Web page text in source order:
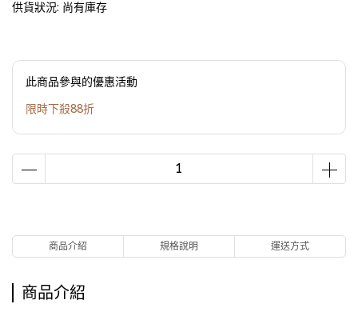
供貨狀況: 尚有庫存
此商品參與的優惠活動
限時下殺88折
商品介紹 規格說明 運送方式
商品介紹